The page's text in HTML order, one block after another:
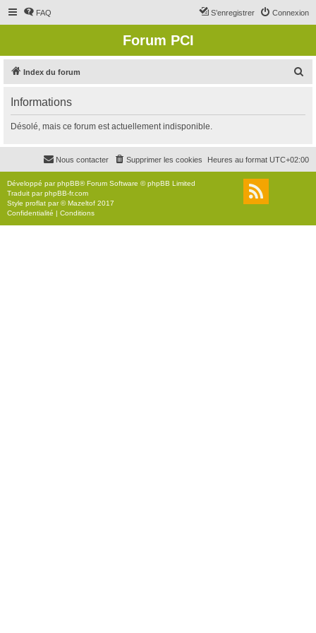
FAQ Connexion
S’enregistrer
Forum PCI
Index du forum
r
c
r
Informations
Désolé, mais ce forum est actuellement indisponible.
Heures au format UTC+02:00
Supprimer les cookies
Nous contacter
Développé parphpBB® Forum Software © phpBB Limited
Traduit parphpBB-fr.com
Style proflat par ©Mazeltof 2017
Confidentialité | Conditions